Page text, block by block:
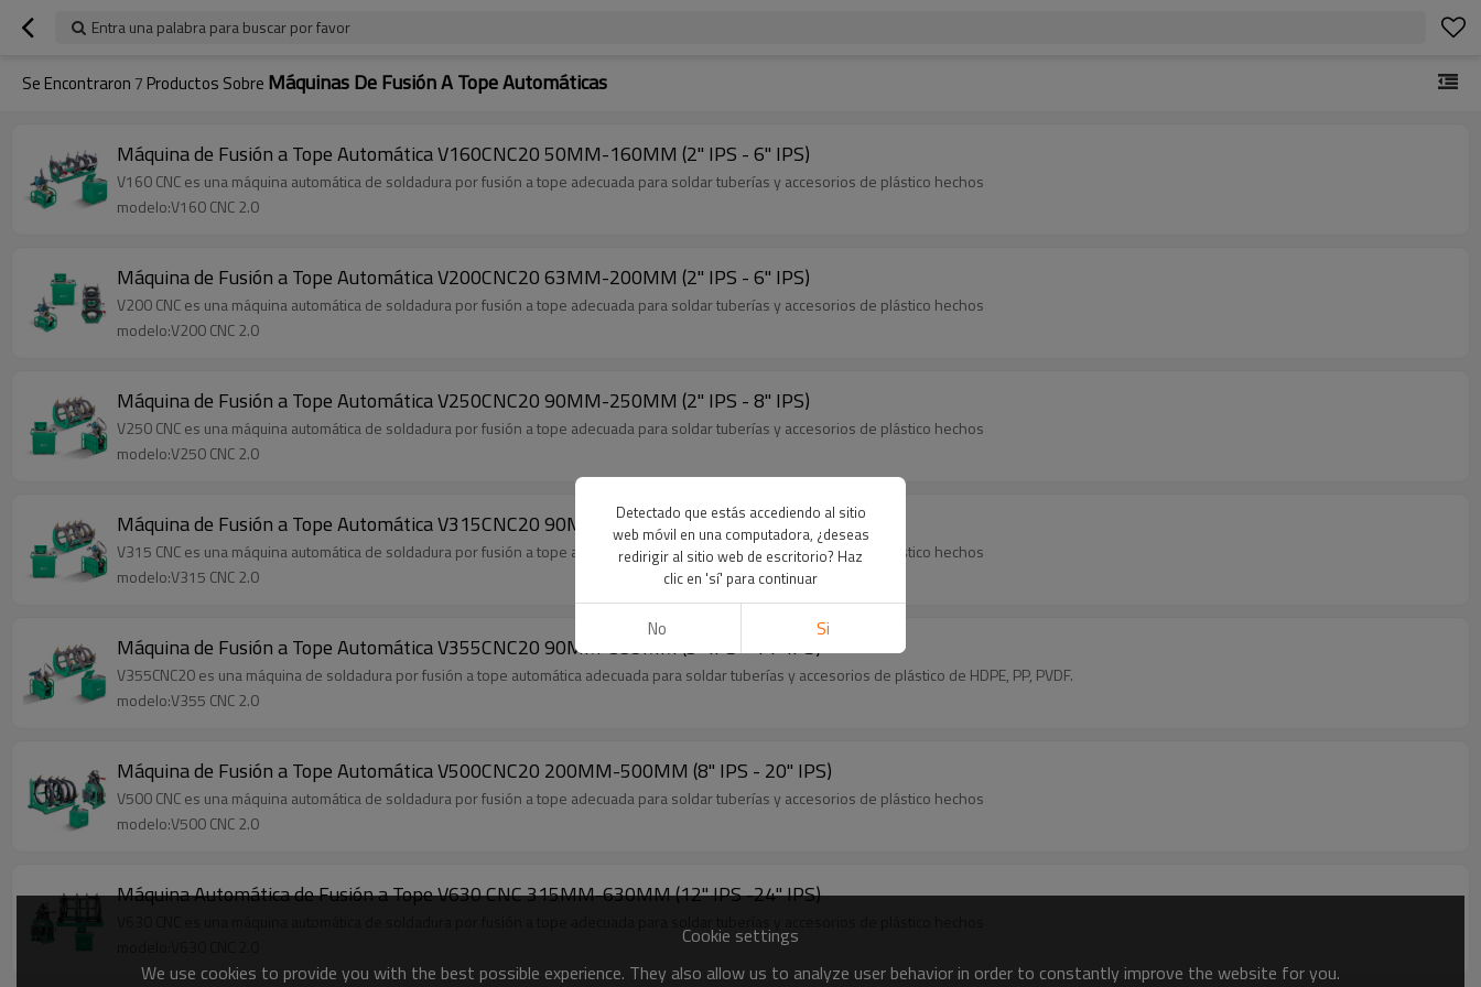
Entra una palabra para buscar por favor
Se Encontraron 7 Productos Sobre Máquinas De Fusión A Tope Automáticas
Máquina de Fusión a Tope Automática V160CNC20 50MM-160MM (2" IPS - 6" IPS)
V160 CNC es una máquina automática de soldadura por fusión a tope adecuada para soldar tuberías y accesorios de plástico hechos
modelo:V160 CNC 2.0
Máquina de Fusión a Tope Automática V200CNC20 63MM-200MM (2" IPS - 6" IPS)
V200 CNC es una máquina automática de soldadura por fusión a tope adecuada para soldar tuberías y accesorios de plástico hechos
modelo:V200 CNC 2.0
Máquina de Fusión a Tope Automática V250CNC20 90MM-250MM (2" IPS - 8" IPS)
V250 CNC es una máquina automática de soldadura por fusión a tope adecuada para soldar tuberías y accesorios de plástico hechos
modelo:V250 CNC 2.0
Máquina de Fusión a Tope Automática V315CNC20 90MM-315MM (3"IPS - 12"IPS)
V315 CNC es una máquina automática de soldadura por fusión a tope adecuada para soldar tuberías y accesorios de plástico hechos
modelo:V315 CNC 2.0
Máquina de Fusión a Tope Automática V355CNC20 90MM-355MM (3" IPS - 14" IPS)
V355CNC20 es una máquina de soldadura por fusión a tope automática adecuada para soldar tuberías y accesorios de plástico de HDPE, PP, PVDF.
modelo:V355 CNC 2.0
Máquina de Fusión a Tope Automática V500CNC20 200MM-500MM (8" IPS - 20" IPS)
V500 CNC es una máquina automática de soldadura por fusión a tope adecuada para soldar tuberías y accesorios de plástico hechos
modelo:V500 CNC 2.0
Máquina Automática de Fusión a Tope V630 CNC 315MM-630MM (12" IPS -24" IPS)
Cookie settings
We use cookies to provide you with the best possible experience. They also allow us to analyze user behavior in order to constantly improve the website for you.
Detectado que estás accediendo al sitio
web móvil en una computadora, ¿deseas
redirigir al sitio web de escritorio? Haz
clic en 'sí' para continuar
No Si